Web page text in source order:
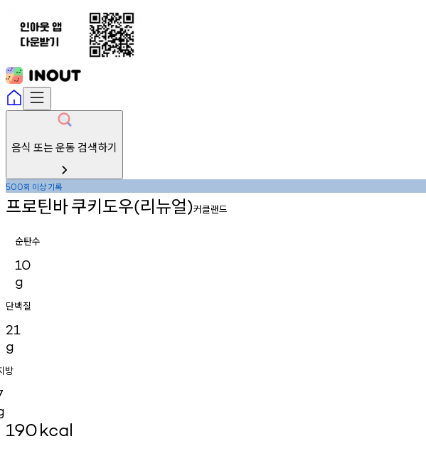
음식 또는 운동 검색하기
500회 이상기록
프로틴바쿠키도우(리뉴얼)커클랜드
순탄수
10
g
단백질
21
g
방
190kcal